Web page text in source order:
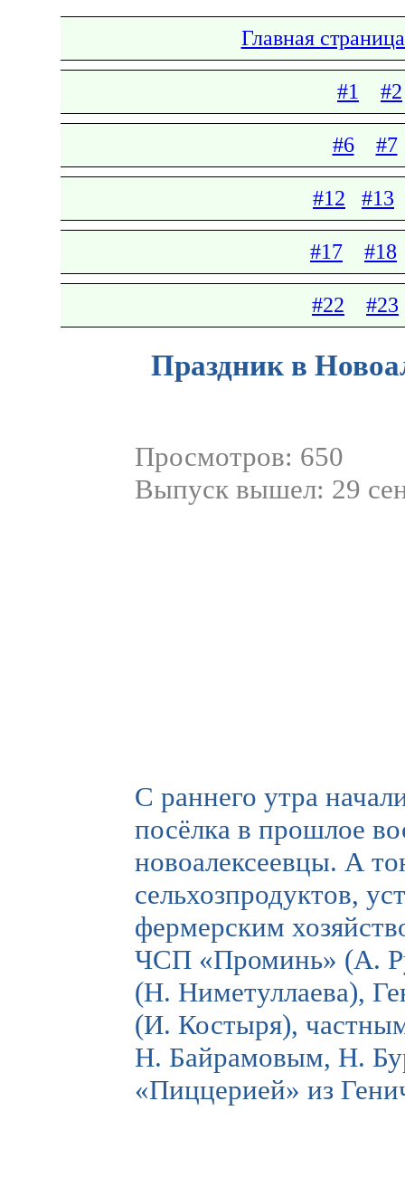
Главная
#1 #2
#6 #7
#12 #13
#17 #18
#22 #23
Праздник в
Просмотров: 650
Выпуск вышел: 29
С раннего утра
посёлка в прошлое
новоалексеевцы. А
сельхозпродуктов,
фермерским
ЧСП «Проминь» (А.
(Н. Ниметуллаева),
(И. Костыря),
Н. Байрамовым, Н.
«Пиццерией» из